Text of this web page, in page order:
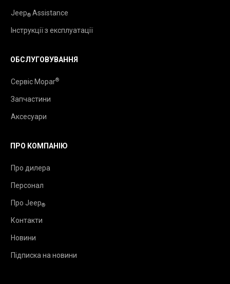
Jeep® Assistance
Інструкції з експлуатації
ОБСЛУГОВУВАННЯ
Сервіс Mopar®
Запчастини
Аксесуари
ПРО КОМПАНІЮ
Про дилера
Персонал
Про Jeep®
Контакти
Новини
Підписка на новини